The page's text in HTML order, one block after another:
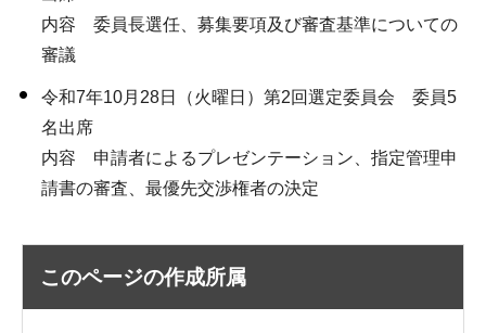
内容 委員長選任、募集要項及び審査基準についての
審議
令和7年10月28日（火曜日）第2回選定委員会 委員5
名出席
内容 申請者によるプレゼンテーション、指定管理申
請書の審査、最優先交渉権者の決定
このページの作成所属